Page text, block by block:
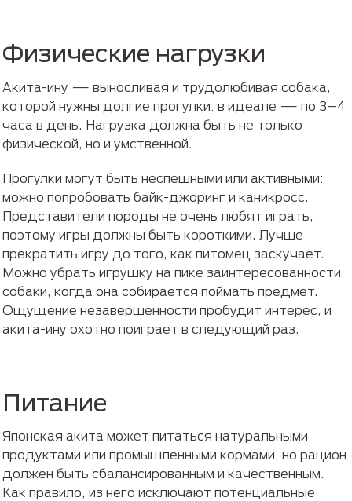
Физические нагрузки
Акита-ину — выносливая и трудолюбивая собака,
которой нужны долгие прогулки: в идеале — по 3–4
часа в день. Нагрузка должна быть не только
физической, но и умственной.
Прогулки могут быть неспешными или активными:
можно попробовать байк-джоринг и каникросс.
Представители породы не очень любят играть,
поэтому игры должны быть короткими. Лучше
прекратить игру до того, как питомец заскучает.
Можно убрать игрушку на пике заинтересованности
собаки, когда она собирается поймать предмет.
Ощущение незавершенности пробудит интерес, и
акита-ину охотно поиграет в следующий раз.
Питание
Японская акита может питаться натуральными
продуктами или промышленными кормами, но рацион
должен быть сбалансированным и качественным.
Как правило, из него исключают потенциальные